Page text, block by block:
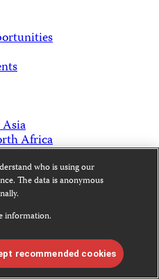
Africa
who is using our
The data is anonymous
information.
recommended cookies